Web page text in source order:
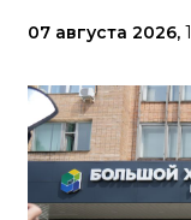
07 августа 2026,